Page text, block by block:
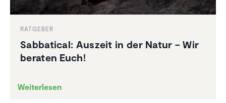
RATGEBER
Sabba­tical: Auszeit in der Natur – Wir
beraten Euch!
Weiterlesen